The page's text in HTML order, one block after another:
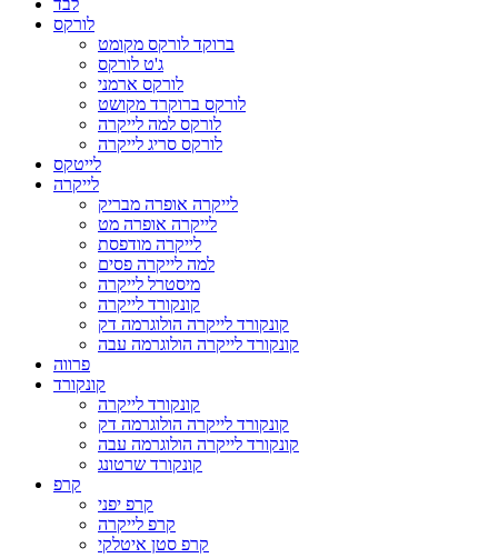
לבד
לורקס
ברוקד לורקס מקומט
ג'ט לורקס
לורקס ארמני
לורקס ברוקרד מקושט
לורקס למה לייקרה
לורקס סריג לייקרה
לייטקס
לייקרה
לייקרה אופרה מבריק
לייקרה אופרה מט
לייקרה מודפסת
למה לייקרה פסים
מיסטרל לייקרה
קונקורד לייקרה
קונקורד לייקרה הולוגרמה דק
קונקורד לייקרה הולוגרמה עבה
פרווה
קונקורד
קונקורד לייקרה
קונקורד לייקרה הולוגרמה דק
קונקורד לייקרה הולוגרמה עבה
קונקורד שרטונג
קרפ
קרפ יפני
קרפ לייקרה
קרפ סטן איטלקי